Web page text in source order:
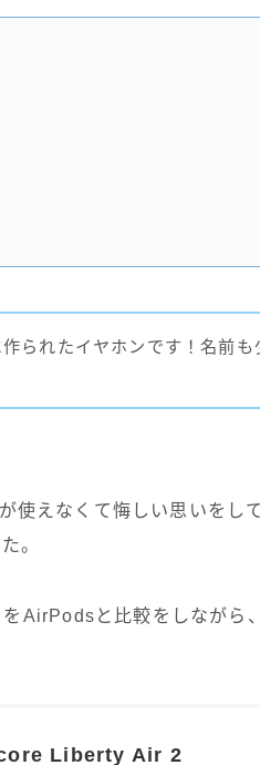
られたイヤホンです！名前も
えなくて悔しい思いをし
。
をAirPodsと比較をしながら
Liberty Air 2